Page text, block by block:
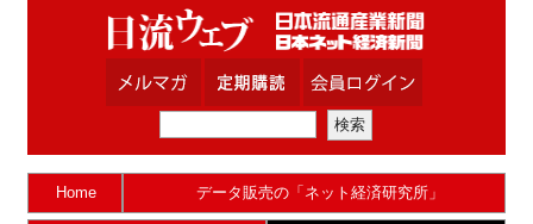
Home データ販売の「ネット経済研究所」